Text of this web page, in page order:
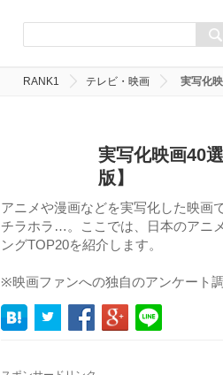
RANK1 テレビ・映画 実写化
実写化映画40
版】
アニメや漫画などを実写化した映画
チラホラ…。ここでは、日本のアニ
ングTOP20を紹介します。
※映画ファンへの独自のアンケート